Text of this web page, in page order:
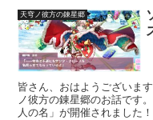
天穹ノ彼方の錬星郷
皆さん、おはようございま
ノ彼方の錬星郷のお話です
人の名」が開催されました